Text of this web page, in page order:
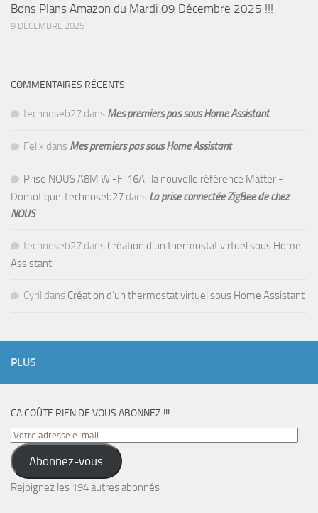
Bons Plans Amazon du Mardi 09 Décembre 2025 !!!
9 DÉCEMBRE 2025
COMMENTAIRES RÉCENTS
technoseb27 dans Mes premiers pas sous Home Assistant
Felix dans Mes premiers pas sous Home Assistant
Prise NOUS A8M Wi-Fi 16A : la nouvelle référence Matter -
Domotique Technoseb27 dans La prise connectée ZigBee de chez
NOUS
technoseb27 dans Création d’un thermostat virtuel sous Home
Assistant
Cyril dans Création d’un thermostat virtuel sous Home Assistant
PLUS
CA COÛTE RIEN DE VOUS ABONNEZ !!!
Votre
adresse
e-
mail
Abonnez-vous
Rejoignez les 194 autres abonnés